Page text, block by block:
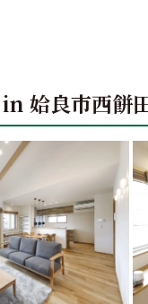
in 姶良市西餅